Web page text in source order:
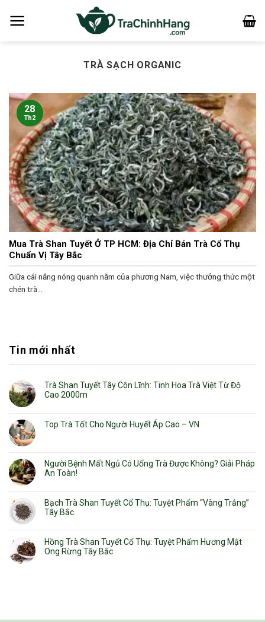
qua
TRÀ SẠCH ORGANIC
Mua Trà Shan Tuyết Ở TP HCM: Địa Chỉ Bán Trà Cổ Thụ
Chuẩn Vị Tây Bắc
Giữa cái nắng nóng quanh năm của phương Nam, việc thưởng thức một
chén trà...
28
Th2
Tin mới nhất
Trà Shan Tuyết Tây Côn Lĩnh: Tinh Hoa Trà Việt Từ Độ
Cao 2000m
Top Trà Tốt Cho Người Huyết Áp Cao – VN
Người Bệnh Mất Ngủ Có Uống Trà Được Không? Giải Pháp
An Toàn!
Bạch Trà Shan Tuyết Cổ Thụ: Tuyệt Phẩm “Vàng Trắng”
Tây Bắc
Hồng Trà Shan Tuyết Cổ Thụ: Tuyệt Phẩm Hương Mật
Ong Rừng Tây Bắc